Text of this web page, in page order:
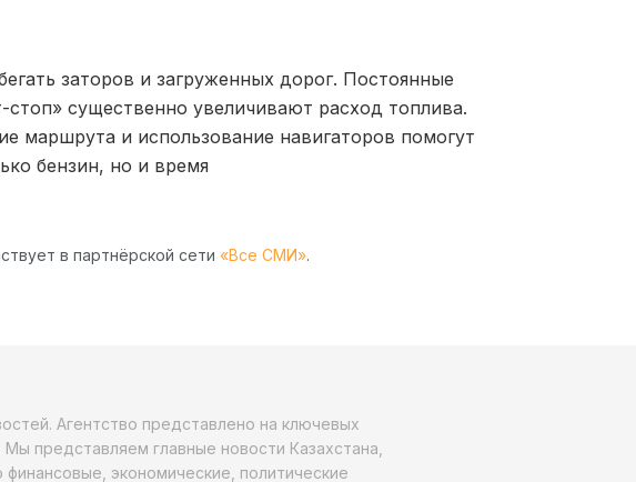
заторов и загруженных дорог. Постоянные
существенно увеличивают расход топлива.
маршрута и использование навигаторов помогут
бензин, но и время
в партнёрской сети «Все СМИ».
Агентство представлено на ключевых
представляем главные новости Казахстана,
экономические, политические